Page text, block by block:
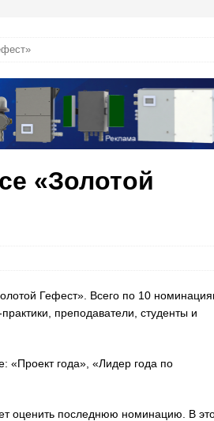
«Золотой
Гефест». Всего по 10
преподаватели, студенты и
«Проект года», «Лидер года по
оценить последнюю номинацию. В